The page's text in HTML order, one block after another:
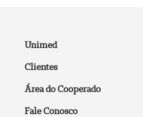
Unimed
Clientes
Área do Cooperado
Fale Conosco